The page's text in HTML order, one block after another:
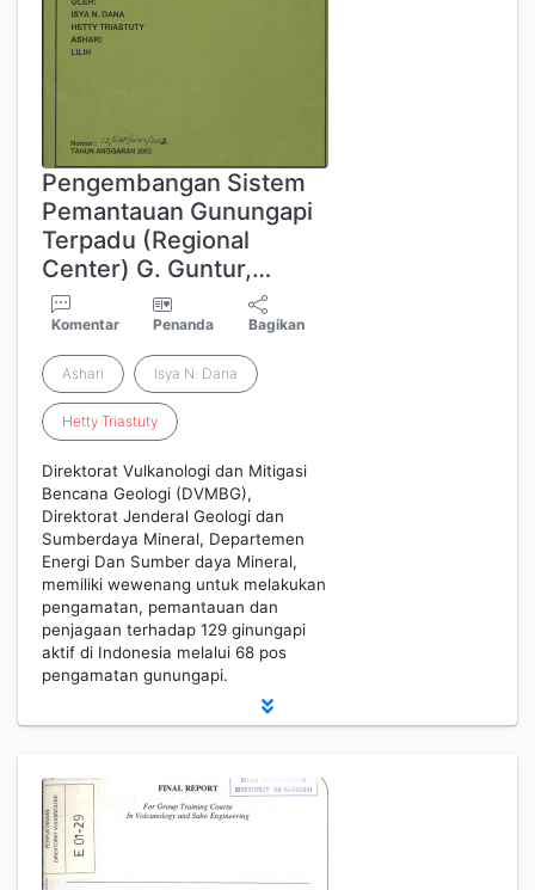
Pengembangan Sistem
Pemantauan Gunungapi
Terpadu (Regional
Center) G. Guntur,…
Komentar Penanda Bagikan
Ashari Isya N. Dana
Hetty Triastuty
Direktorat Vulkanologi dan Mitigasi
Bencana Geologi (DVMBG),
Direktorat Jenderal Geologi dan
Sumberdaya Mineral, Departemen
Energi Dan Sumber daya Mineral,
memiliki wewenang untuk melakukan
pengamatan, pemantauan dan
penjagaan terhadap 129 ginungapi
aktif di Indonesia melalui 68 pos
pengamatan gunungapi.